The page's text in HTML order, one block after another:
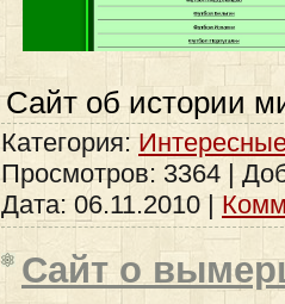
Сайт об истории
Категория:
Просмотров: 3364 |
Дата: 06.11.2010|
Сайт о